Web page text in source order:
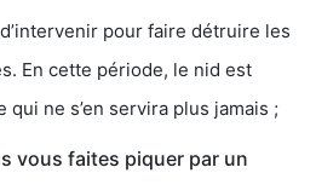
pour faire détruire les
En cette période, le nid est
ne s’en servira plus jamais ;
vous faites piquer par un